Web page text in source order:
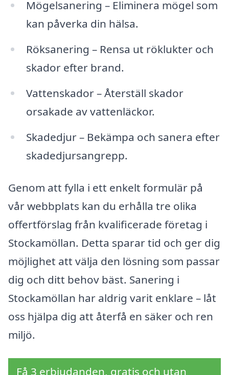
Mögelsanering – Eliminera mögel som
kan påverka din hälsa.
Röksanering – Rensa ut röklukter och
skador efter brand.
Vattenskador – Återställ skador
orsakade av vattenläckor.
Skadedjur – Bekämpa och sanera efter
skadedjursangrepp.
Genom att fylla i ett enkelt formulär på
vår webbplats kan du erhålla tre olika
offertförslag från kvalificerade företag i
Stockamöllan. Detta sparar tid och ger dig
möjlighet att välja den lösning som passar
dig och ditt behov bäst. Sanering i
Stockamöllan har aldrig varit enklare – låt
oss hjälpa dig att återfå en säker och ren
miljö.
Få 3 erbjudanden, gratis och utan